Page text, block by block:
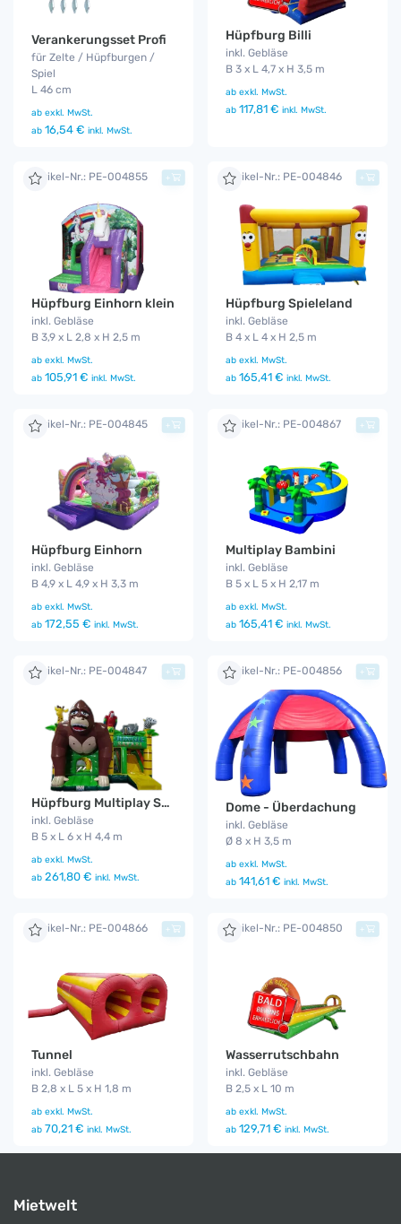
Verankerungsset Profi
für Zelte / Hüpfburgen /
Spiel
L 46 cm
ab exkl. MwSt.
ab 16,54 € inkl. MwSt.
Hüpfburg Billi
inkl. Gebläse
B 3 x L 4,7 x H 3,5 m
ab exkl. MwSt.
ab 117,81 € inkl. MwSt.
Artikel-Nr.: PE-004855
Hüpfburg Einhorn klein
inkl. Gebläse
B 3,9 x L 2,8 x H 2,5 m
ab exkl. MwSt.
ab 105,91 € inkl. MwSt.
+ Artikel-Nr.: PE-004846
Hüpfburg Spieleland
inkl. Gebläse
B 4 x L 4 x H 2,5 m
ab exkl. MwSt.
ab 165,41 € inkl. MwSt.
+
Artikel-Nr.: PE-004845
Hüpfburg Einhorn
inkl. Gebläse
B 4,9 x L 4,9 x H 3,3 m
ab exkl. MwSt.
ab 172,55 € inkl. MwSt.
+ Artikel-Nr.: PE-004867
Multiplay Bambini
inkl. Gebläse
B 5 x L 5 x H 2,17 m
ab exkl. MwSt.
ab 165,41 € inkl. MwSt.
+
Artikel-Nr.: PE-004847
Hüpfburg Multiplay Safari
inkl. Gebläse
B 5 x L 6 x H 4,4 m
ab exkl. MwSt.
ab 261,80 € inkl. MwSt.
+ Artikel-Nr.: PE-004856
Dome - Überdachung
inkl. Gebläse
Ø 8 x H 3,5 m
ab exkl. MwSt.
ab 141,61 € inkl. MwSt.
+
Artikel-Nr.: PE-004866
Tunnel
inkl. Gebläse
B 2,8 x L 5 x H 1,8 m
ab exkl. MwSt.
ab 70,21 € inkl. MwSt.
+ Artikel-Nr.: PE-004850
Wasserrutschbahn
inkl. Gebläse
B 2,5 x L 10 m
ab exkl. MwSt.
ab 129,71 € inkl. MwSt.
+
Mietwelt